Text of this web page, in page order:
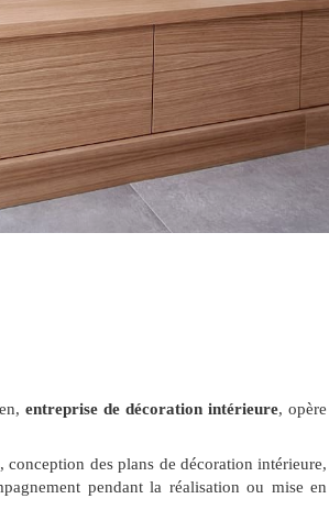
entreprise de décoration intérieure, opère
conception des plans de décoration intérieure,
pendant la réalisation ou mise en